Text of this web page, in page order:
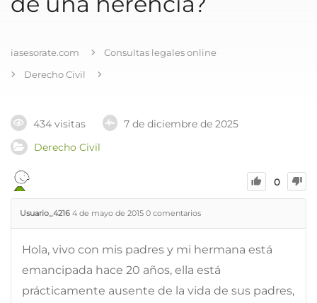
iasesorate.com
Consultas legales online
Derecho Civil
434 visitas
7 de diciembre de 2025
Derecho Civil
0
Usuario_4216 4 de mayo de 2015 0 comentarios
Hola, vivo con mis padres y mi hermana está
emancipada hace 20 años, ella está
prácticamente ausente de la vida de sus padres,